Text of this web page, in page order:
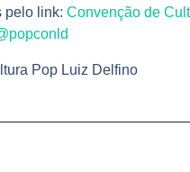
pelo link: Convenção de
Pop Luiz Delfino